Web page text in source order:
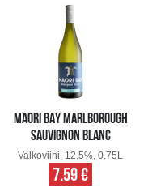
MAORI BAY MARLBOROUGH
SAUVIGNON BLANC
Valkoviini, 12.5%, 0.75L
7.59 €